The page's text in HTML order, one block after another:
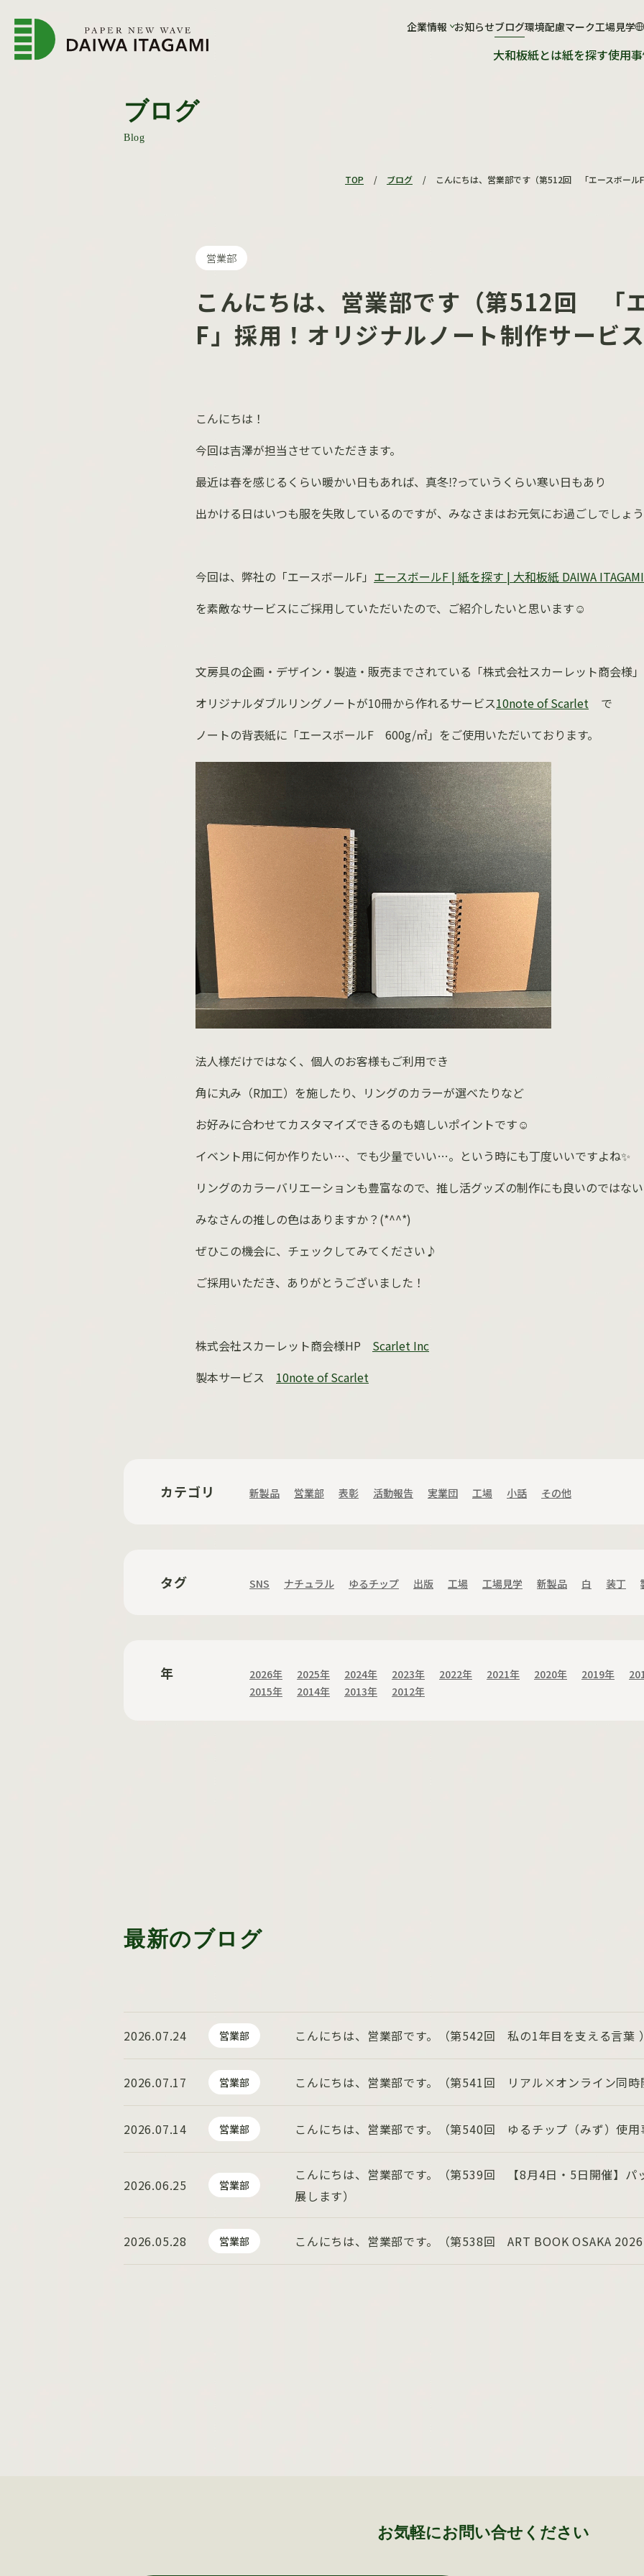
企業情報
企業情報トップページ 工場について
お知らせブログ環境配慮マーク工場見学
大和板紙とは紙を探す使用
ブログ
Blog
TOP / ブログ / こんにちは、営業部です（第512回 「エースボール
営業部
こんにちは、営業部です（第512回 「
F」採用！オリジナルノート制作サービ
こんにちは！
今回は吉澤が担当させていただきます。
最近は春を感じるくらい暖かい日もあれば、真冬⁉っていうくらい寒い日もあり
出かける日はいつも服を失敗しているのですが、みなさまはお元気にお過ごしでしょ
今回は、弊社の「エースボールF」 エースボールF | 紙を探す | 大和板紙 DAIWA ITAGAMI
を素敵なサービスにご採用していただいたので、ご紹介したいと思います☺
文房具の企画・デザイン・製造・販売までされている「株式会社スカーレット商会様
オリジナルダブルリングノートが10冊から作れるサービス10note of Scarlet
で
ノートの背表紙に「エースボールF 600g/㎡」をご使用いただいております。
法人様だけではなく、個人のお客様もご利用でき
角に丸み（R加工）を施したり、リングのカラーが選べたりなど
お好みに合わせてカスタマイズできるのも嬉しいポイントです☺
イベント用に何か作りたい…、でも少量でいい…。という時にも丁度いいですよね✨
リングのカラーバリエーションも豊富なので、推し活グッズの制作にも良いのではな
みなさんの推しの色はありますか？(*^^*)
ぜひこの機会に、チェックしてみてください♪
ご採用いただき、ありがとうございました！
株式会社スカーレット商会様HP
Scarlet Inc
製本サービス 10note of Scarlet
カテゴリ 新製品 営業部 表彰 活動報告 実業団 工場 小話 その他
タグ SNS ナチュラル ゆるチップ 出版 工場 工場見学 新製品 白 装丁
年 2026年 2025年 2024年 2023年 2022年 2021年 2020年 2019年
2015年
2014年 2013年 2012年
最新のブログ
2026.07.24 営業部 こんにちは、営業部です。（第542回 私の1年目を支える言葉
2026.07.17 営業部 こんにちは、営業部です。（第541回 リアル×オンライン同時
2026.07.14 営業部 こんにちは、営業部です。（第540回 ゆるチップ（みず）使
2026.06.25 営業部
こんにちは、営業部です。（第539回 【8月4日・5日開催】パ
展します）
2026.05.28 営業部 こんにちは、営業部です。（第538回 ART BOOK OSAKA
お気軽にお問い合せください